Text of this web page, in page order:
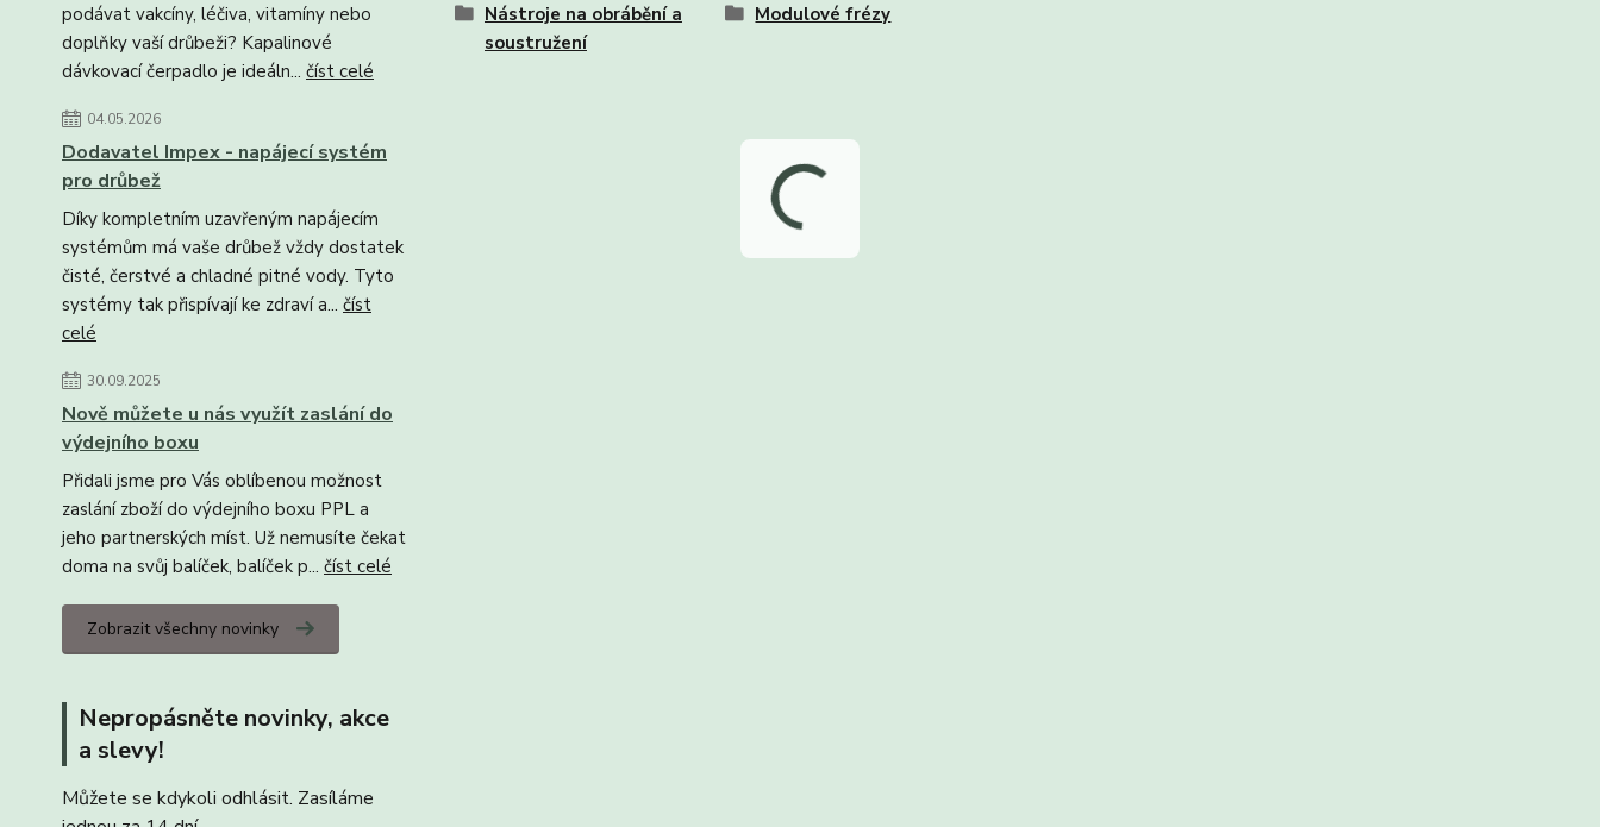
podávat vakcíny, léčiva, vitamíny nebo
doplňky vaší drůbeži? Kapalinové
dávkovací čerpadlo je ideáln... číst celé
04.05.2026
Dodavatel Impex - napájecí systém
pro drůbež
Díky kompletním uzavřeným napájecím
systémům má vaše drůbež vždy dostatek
čisté, čerstvé a chladné pitné vody. Tyto
systémy tak přispívají ke zdraví a... číst
celé
30.09.2025
Nově můžete u nás využít zaslání do
výdejního boxu
Přidali jsme pro Vás oblíbenou možnost
zaslání zboží do výdejního boxu PPL a
jeho partnerských míst. Už nemusíte čekat
doma na svůj balíček, balíček p... číst celé
Zobrazit všechny novinky
Nepropásněte novinky, akce
a slevy!
Můžete se kdykoli odhlásit. Zasíláme
Nástroje na obrábění a
soustružení
Modulové frézy